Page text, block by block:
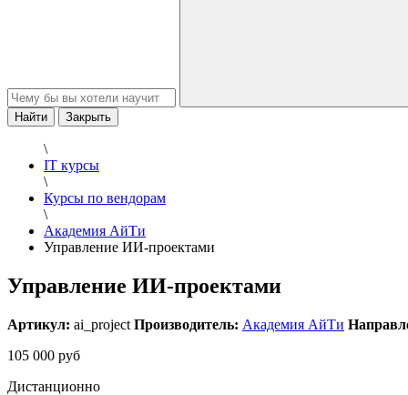
Найти Закрыть
\
IT курсы
\
Курсы по вендорам
\
Академия АйТи
Управление ИИ-проектами
Управление ИИ-проектами
Артикул: ai_project Производитель: Академия АйТи
105 000 руб
Дистанционно